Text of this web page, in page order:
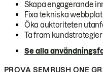
Skapa engagerande
Fixa tekniska
Öka auktoriteten
Ta fram kundstrategier
Se alla
PROVA SEMRUSH ONE